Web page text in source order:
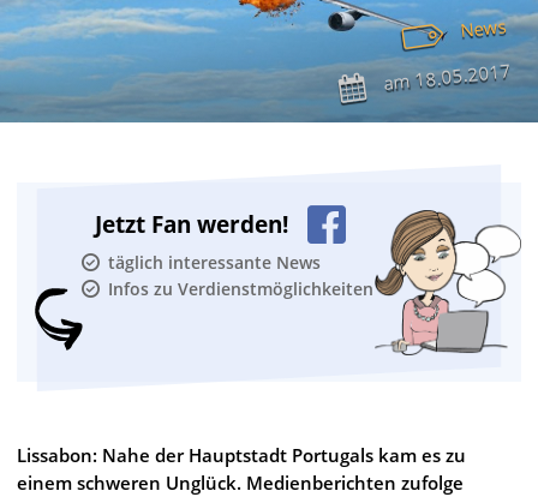
News
am18.05.2017
Jetzt Fan werden!
täglich interessante News
Infos zu Verdienstmöglichkeiten
Lissabon: Nahe der Hauptstadt Portugals kam es zu
einem schweren Unglück. Medienberichten zufolge